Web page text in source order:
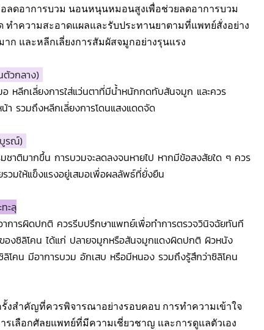
อลดอาการบวม นอนหนุนหมอนสูงเพื่อช่วยลดอาการบวม
ทำความสะอาดแผลและรับประทานยาตามที่แพทย์สั่งอย่าง
าก และหลีกเลี่ยงการสัมผัสจมูกอย่างรุนแรง
วกลาง)
หลีกเลี่ยงการใส่แว่นตาที่มีน้ำหนักกดทับสันจมูก และควร
า รวมถึงหลีกเลี่ยงการโดนแสงแดดจัด
บูรณ์)
มชาติมากขึ้น การบวมจะลดลงจนหายไป หากมีข้อสงสัยใด ๆ ควร
วมให้แข็งแรงอยู่เสมอเพื่อผลลัพธ์ที่ยั่งยืน
ะลุ
าการผิดปกติ ควรรีบปรึกษาแพทย์เพื่อทำการตรวจวินิจฉัยทันที
งซิลิโคน ได้แก่ ปลายจมูกหรือสันจมูกแดงผิดปกติ ผิวหนัง
โคน มีอาการบวม อักเสบ หรือมีหนอง รวมถึงรู้สึกว่าซิลิโคน
งสำคัญที่ควรพิจารณาอย่างรอบคอบ การทำความเข้าใจ
รเลือกศัลยแพทย์ที่มีความเชี่ยวชาญ และการดูแลตัวเอง